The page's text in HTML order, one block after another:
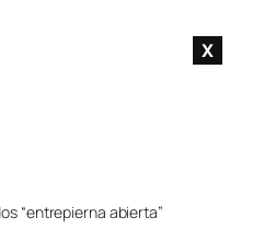
X
“entrepierna abierta”